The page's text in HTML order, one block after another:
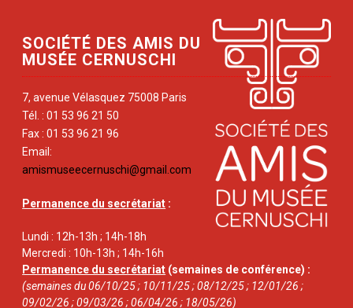
SOCIÉTÉ DES AMIS DU
MUSÉE CERNUSCHI
7, avenue Vélasquez 75008 Paris
Tél. : 01 53 96 21 50
Fax : 01 53 96 21 96
Email:
amismuseecernuschi@gmail.com
Permanence du secrétariat :
Lundi : 12h-13h ; 14h-18h
Mercredi : 10h-13h ; 14h-16h
Permanence du secrétariat (semaines de conférence) :
(semaines du 06/10/25 ; 10/11/25 ; 08/12/25 ; 12/01/26 ;
09/02/26 ; 09/03/26 ; 06/04/26 ; 18/05/26)